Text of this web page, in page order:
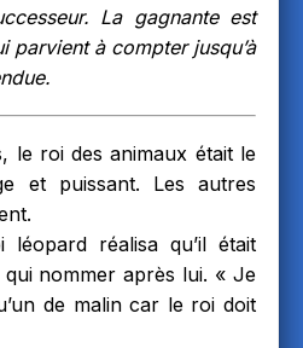
La gagnante est
parvient à compter jusqu’à
le roi des animaux était le
et puissant. Les autres
réalisa qu’il était
nommer après lui. « Je
de malin car le roi doit